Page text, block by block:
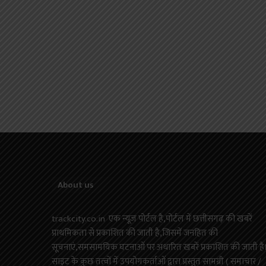
About us
trackcity.co.in एक न्यूज़ पोर्टल है,पोर्टल में छत्तीसगढ़ की खबरें
प्राथमिकता से प्रकाशित की जाती है,जिसमें जनहित की
सूचनाएं,समसामयिक घटनाओं पर अधारित खबरें प्रकाशित की जाती
साइट के कुछ तत्वों में उपयोगकर्ताओं द्वारा प्रस्तुत सामग्री ( समाचार /